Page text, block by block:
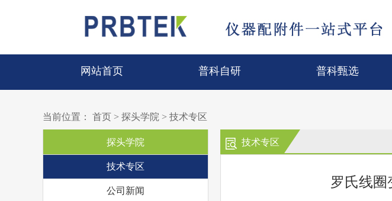
网站首页 普科自研 普科甄选
当前位置： 首页 > 探头学院 > 技术专区
技术专区
罗氏线
探头学院
技术专区
公司新闻